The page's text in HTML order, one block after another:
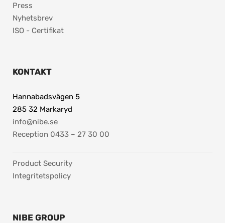
Press
Nyhetsbrev
ISO - Certifikat
KONTAKT
Hannabadsvägen 5
285 32 Markaryd
info@nibe.se
Reception 0433 – 27 30 00
Product Security
Integritetspolicy
NIBE GROUP